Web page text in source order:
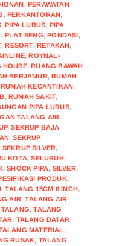
,PERAWATAN
,PERKANTORAN,
,PIPA LURUS, PIPA
,PLAT SENG,PONDASI,
,RESORT,RETAKAN,
,ROYNAL-
HOUSE,RUANG BAWAH
BERJAMUR,RUMAH
RUMAH KECANTIKAN,
,RUMAH SAKIT,
PIPA LURUS,
TALANG AIR,
,SEKRUP BAJA
,SEKRUP
SEKRUP SILVER,
KOTA,SELURUH,
,SHOCK PIPA, SILVER,
PRODUK,
,TALANG 15CM 6 INCH,
AIR,TALANG AIR
,TALANG
, TALANG DATAR
MATERIAL ,
RUSAK, TALANG